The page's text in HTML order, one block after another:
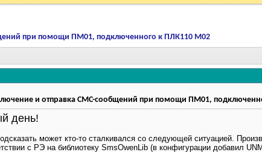
при помощи ПМ01, подключенного к ПЛК110 М02
и отправка СМС-сообщений при помощи ПМ01,
день!
может кто-то сталкивался со следующей ситуацией.
с РЭ на библиотеку SmsOwenLib (в конфигурации добавил